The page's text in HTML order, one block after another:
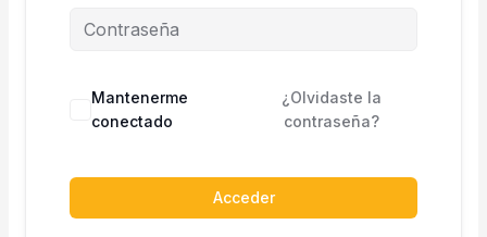
Mantenerme
conectado
¿Olvidaste la
contraseña?
Acceder